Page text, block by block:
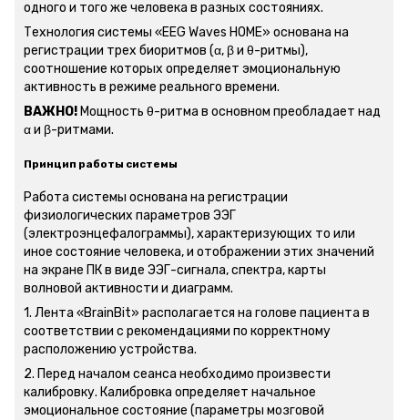
одного и того же человека в разных состояниях.
Технология системы «EEG Waves HOME» основана на
регистрации трех биоритмов (α, β и θ-ритмы),
соотношение которых определяет эмоциональную
активность в режиме реального времени.
ВАЖНО! Мощность θ-ритма в основном преобладает над
α и β-ритмами.
Принцип работы системы
Работа системы основана на регистрации
физиологических параметров ЭЭГ
(электроэнцефалограммы), характеризующих то или
иное состояние человека, и отображении этих значений
на экране ПК в виде ЭЭГ-сигнала, спектра, карты
волновой активности и диаграмм.
1. Лента «BrainBit» располагается на голове пациента в
соответствии с рекомендациями по корректному
расположению устройства.
2. Перед началом сеанса необходимо произвести
калибровку. Калибровка определяет начальное
эмоциональное состояние (параметры мозговой